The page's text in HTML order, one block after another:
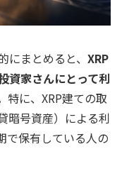
まとめると、 XRP
資家さんにとって利
特に、XRP建ての取
暗号資産）による利
で保有している人の